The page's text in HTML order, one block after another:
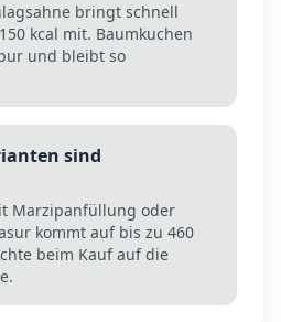
bringt schnell
kcal mit. Baumkuchen
und bleibt so
sind
Marzipanfüllung oder
kommt auf bis zu 460
beim Kauf auf die